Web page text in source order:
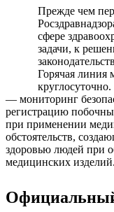
Прежде чем
сфере
задачи, к
Горячая линия
круглосуточно.
— мониторинг
регистрацию
при применении
обстоятельств,
здоровью людей при
медицинских изделий.